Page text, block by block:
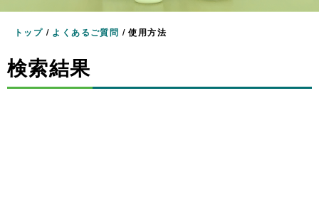
トップ / よくあるご質問 /使用方法
検索結果